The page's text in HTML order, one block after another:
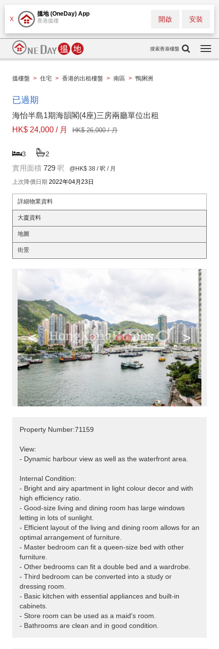
X
搵地 (OneDay) App
香港搵樓 安裝
開啟
搜索香港樓盤
搵樓盤 > 住宅 > 香港的出租樓盤 > 南區 > 鴨脷洲
已過期
海怡半島1期海韻閣(4座)三房兩廳單位出租
HK$ 24,000 / 月
HK$ 26,000 / 月
3 2
實用面積 729 呎 @HK$ 38 / 呎 / 月
上次降價日期 2022年04月23日
詳細物業資料
大廈資料
地圖
街景
< >
Property Number:71159
View:
- Dynamic harbour view as well as the waterfront area.
Internal Condition:
- Bright and airy apartment in light colour decor and with
high efficiency ratio.
- Good-size living and dining room has large windows
letting in lots of sunlight.
- Efficient layout of the living and dining room allows for an
optimal arrangement of furniture.
- Master bedroom can fit a queen-size bed with other
furniture.
- Other bedrooms can fit a double bed and a wardrobe.
- Third bedroom can be converted into a study or
dressing room.
- Basic kitchen with essential appliances and built-in
cabinets.
- Store room can be used as a maid's room.
- Bathrooms are clean and in good condition.